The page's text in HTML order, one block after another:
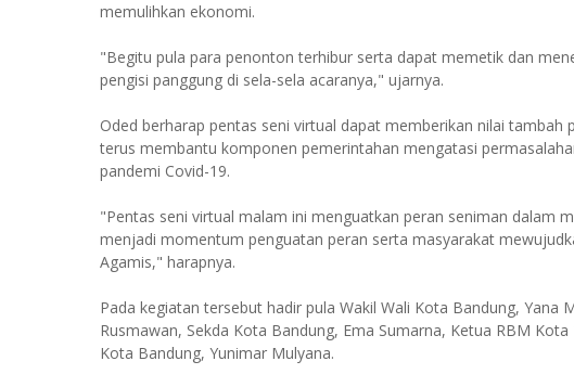
memulihkan ekonomi.
"Begitu pula para penonton terhibur serta dapat memetik dan
pengisi panggung di sela-sela acaranya," ujarnya.
Oded berharap pentas seni virtual dapat memberikan nilai tambah
terus membantu komponen pemerintahan mengatasi
pandemi Covid-19.
"Pentas seni virtual malam ini menguatkan peran seniman dalam
menjadi momentum penguatan peran serta masyarakat
Agamis," harapnya.
Pada kegiatan tersebut hadir pula Wakil Wali Kota Bandung, Yana
Rusmawan, Sekda Kota Bandung, Ema Sumarna, Ketua RBM
Kota Bandung, Yunimar Mulyana.